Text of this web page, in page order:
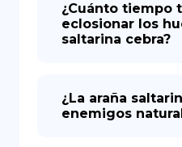
¿Cuánto tiempo
eclosionar los
saltarina cebra?
¿La araña
enemigos